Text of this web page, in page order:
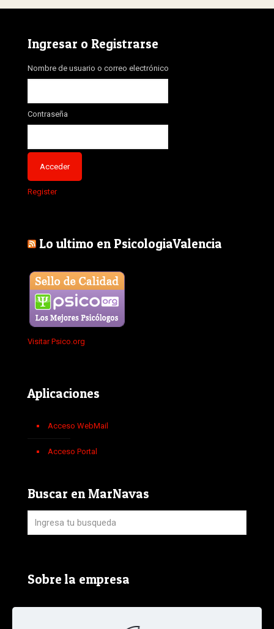
Ingresar o Registrarse
Nombre de usuario o correo electrónico
Contraseña
Register
Lo ultimo en PsicologiaValencia
Visitar Psico.org
Aplicaciones
Acceso WebMail
Acceso Portal
Buscar en MarNavas
Sobre la empresa